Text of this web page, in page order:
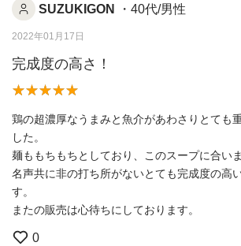
SUZUKIGON ・40代/男性
2022年01月17日
完成度の高さ！
鶏の超濃厚なうまみと魚介があわさりとても
した。
麺ももちもちとしており、このスープに合いま
名声共に非の打ち所がないとても完成度の高
す。
またの販売は心待ちにしております。
0